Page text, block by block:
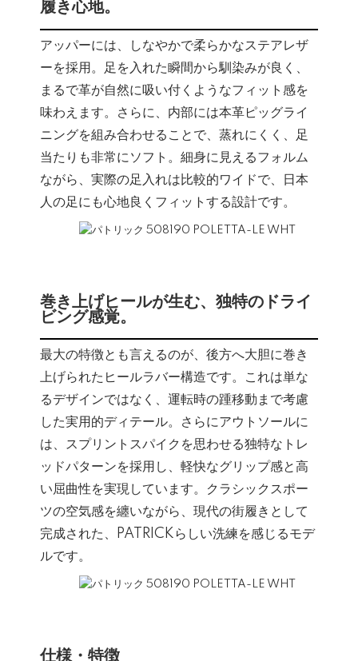
履き心地。
アッパーには、しなやかで柔らかなステアレザ
ーを採用。足を入れた瞬間から馴染みが良く、
まるで革が自然に吸い付くようなフィット感を
味わえます。さらに、内部には本革ピッグライ
ニングを組み合わせることで、蒸れにくく、足
当たりも非常にソフト。細身に見えるフォルム
ながら、実際の足入れは比較的ワイドで、日本
人の足にも心地良くフィットする設計です。
巻き上げヒールが生む、独特のドライ
ビング感覚。
最大の特徴とも言えるのが、後方へ大胆に巻き
上げられたヒールラバー構造です。これは単な
るデザインではなく、運転時の踵移動まで考慮
した実用的ディテール。さらにアウトソールに
は、スプリントスパイクを思わせる独特なトレ
ッドパターンを採用し、軽快なグリップ感と高
い屈曲性を実現しています。クラシックスポー
ツの空気感を纏いながら、現代の街履きとして
完成された、PATRICKらしい洗練を感じるモデ
ルです。
仕様・特徴